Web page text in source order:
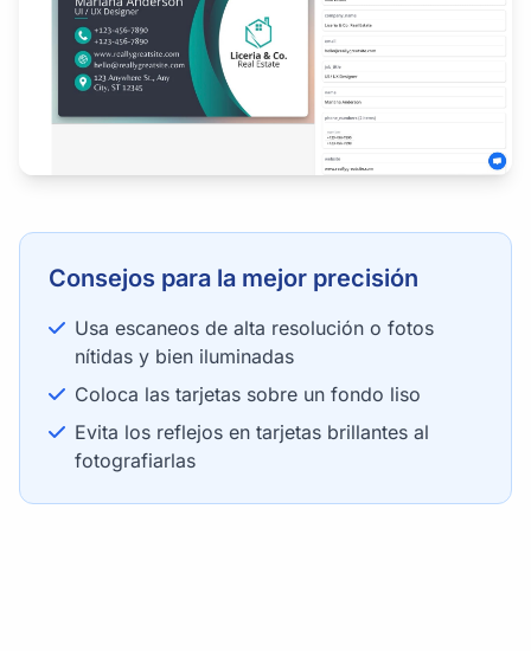
Consejos para la mejor precisión
Usa escaneos de alta resolución o fotos
nítidas y bien iluminadas
Coloca las tarjetas sobre un fondo liso
Evita los reflejos en tarjetas brillantes al
fotografiarlas